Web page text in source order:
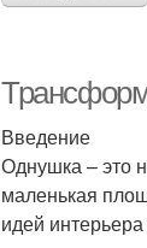
Введение
Однушка – это
маленькая
идей